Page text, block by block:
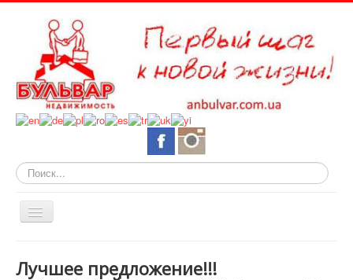
Искать...
Включить/
выключить
Лучшее предложение!!!